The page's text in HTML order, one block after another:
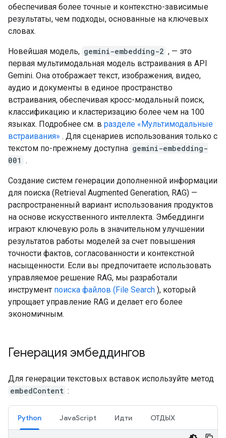
обеспечивая более точные и контекстно-зависимые
результаты, чем подходы, основанные на ключевых
словах.
Новейшая модель, gemini-embedding-2 , — это
первая мультимодальная модель встраивания в API
Gemini. Она отображает текст, изображения, видео,
аудио и документы в единое пространство
встраивания, обеспечивая кросс-модальный поиск,
классификацию и кластеризацию более чем на 100
языках. Подробнее см. в разделе «Мультимодальные
встраивания» . Для сценариев использования только с
текстом по-прежнему доступна gemini-embedding-
001 .
Создание систем генерации дополненной информации
для поиска (Retrieval Augmented Generation, RAG) —
распространенный вариант использования продуктов
на основе искусственного интеллекта. Эмбеддинги
играют ключевую роль в значительном улучшении
результатов работы моделей за счет повышения
точности фактов, согласованности и контекстной
насыщенности. Если вы предпочитаете использовать
управляемое решение RAG, мы разработали
инструмент поиска файлов (File Search ), который
упрощает управление RAG и делает его более
экономичным.
Генерация эмбеддингов
Для генерации текстовых вставок используйте метод
embedContent :
Python JavaScript Идти ОТДЫХ